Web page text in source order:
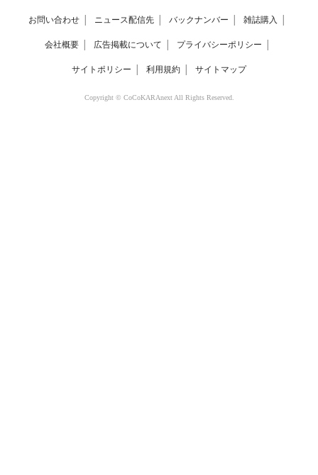
お問い合わせ ニュース配信先 バックナンバー 雑誌購入
会社概要 広告掲載について プライバシーポリシー
サイトポリシー 利用規約 サイトマップ
Copyright © CoCoKARAnext All Rights Reserved.